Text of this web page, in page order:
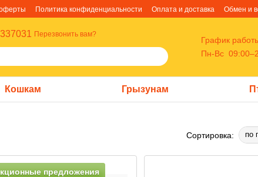
Политика конфиденциальности Оплата и доставка Обмен и
Перезвонить вам?
График
Пн-Вс
Кошкам Грызунам
Сортировка: по
предложения